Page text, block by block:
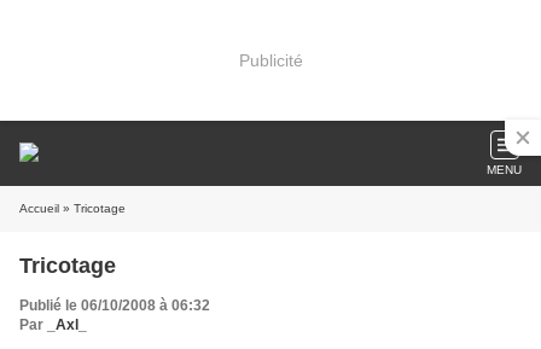
Publicité
MENU
Accueil » Tricotage
Tricotage
Publié le 06/10/2008 à 06:32
Par
_Axl_